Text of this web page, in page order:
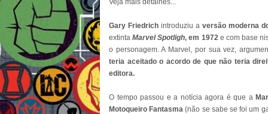
Veja mais detalhes...
Gary Friedrich introduziu a versão moderna
extintaMarvel Spotligh, em 1972e com base
o personagem. A Marvel, por sua vez,
teria aceitado o acordo de que não teria
editora.
O tempo passou e a notícia agora é que a
Motoqueiro Fantasma (não se sabe se foi um